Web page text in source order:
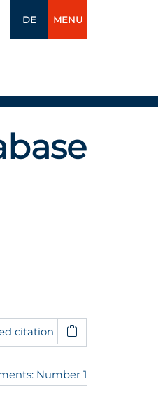
DE MENU
citation
Number 1